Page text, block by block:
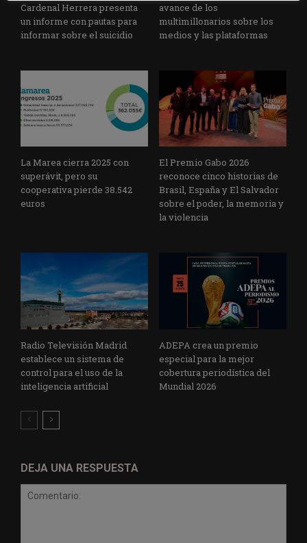
Cardenal Herrera presenta
un informe con pautas para
informar sobre el suicidio
avance de los
multimillonarios sobre los
medios y las plataformas
La Marea cierra 2025 con
superávit, pero su
cooperativa pierde 38.542
euros
El Premio Gabo 2026
reconoce cinco historias de
Brasil, España y El Salvador
sobre el poder, la memoria y
la violencia
Radio Televisión Madrid
establece un sistema de
control para el uso de la
inteligencia artificial
ADEPA crea un premio
especial para la mejor
cobertura periodística del
Mundial 2026
DEJA UNA RESPUESTA